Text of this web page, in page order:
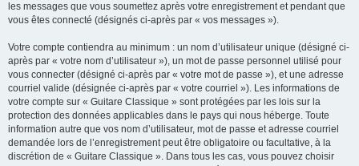
les messages que vous soumettez après votre enregistrement et pendant que
vous êtes connecté (désignés ci-après par « vos messages »).
Votre compte contiendra au minimum : un nom d’utilisateur unique (désigné ci-
après par « votre nom d’utilisateur »), un mot de passe personnel utilisé pour
vous connecter (désigné ci-après par « votre mot de passe »), et une adresse
courriel valide (désignée ci-après par « votre courriel »). Les informations de
votre compte sur « Guitare Classique » sont protégées par les lois sur la
protection des données applicables dans le pays qui nous héberge. Toute
information autre que vos nom d’utilisateur, mot de passe et adresse courriel
demandée lors de l’enregistrement peut être obligatoire ou facultative, à la
discrétion de « Guitare Classique ». Dans tous les cas, vous pouvez choisir